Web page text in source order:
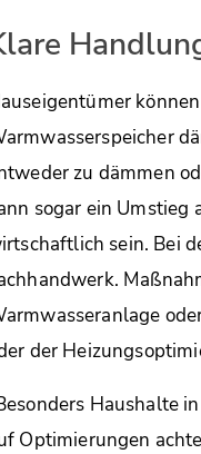
zu dämmen
sogar ein
sein. Bei
der
Haushalte
Optimierungen